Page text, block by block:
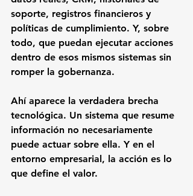
soporte, registros financieros y
políticas de cumplimiento. Y, sobre
todo, que puedan ejecutar acciones
dentro de esos mismos sistemas sin
romper la gobernanza.
Ahí aparece la verdadera brecha
tecnológica. Un sistema que resume
información no necesariamente
puede actuar sobre ella. Y en el
entorno empresarial, la acción es lo
que define el valor.